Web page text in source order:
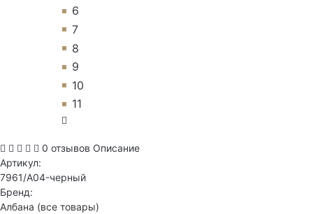
6
7
8
9
10
11
0 отзывов Описание
Артикул:
7961/A04-черный
Бренд:
Албана (все товары)